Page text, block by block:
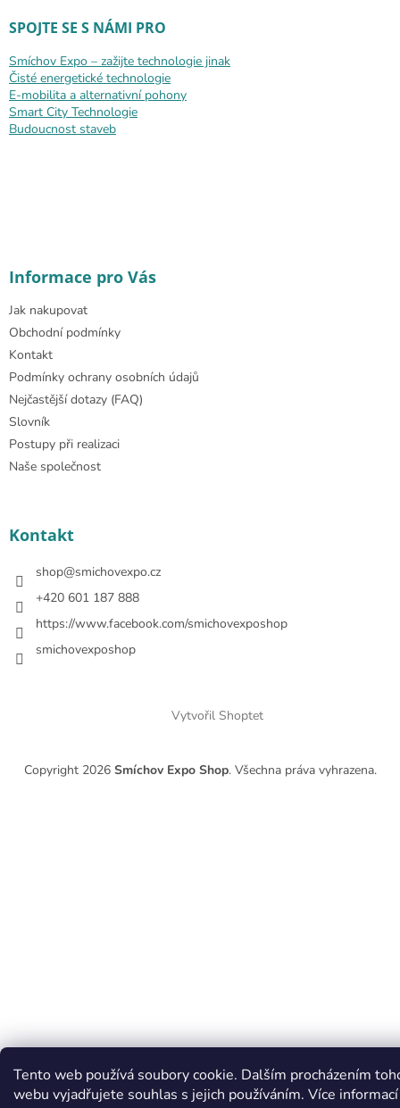
Tento web používá soubory cookie. Dalším procházením
webu vyjadřujete souhlas s jejich používáním. Více
SPOJTE SE S NÁMI PRO
Smíchov Expo – zažijte technologie jinak
Čisté energetické technologie
E-mobilita a alternativní pohony
Smart City Technologie
Budoucnost staveb
Informace pro Vás
Jak nakupovat
Obchodní podmínky
Kontakt
Podmínky ochrany osobních údajů
Nejčastější dotazy (FAQ)
Slovník
Postupy při realizaci
Naše společnost
Kontakt
shop@smichovexpo.cz
+420 601 187 888
https://www.facebook.com/smichovexposhop
smichovexposhop
Vytvořil Shoptet
Copyright 2026 Smíchov Expo Shop. Všechna práva vyhrazena.